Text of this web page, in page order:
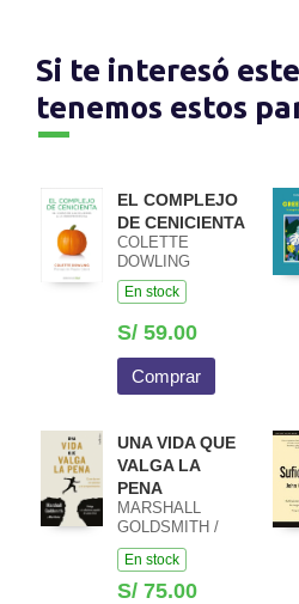
Si te interesó
tenemos estos
EL COMPLEJO
DE CENICIENTA
COLETTE
DOWLING
En stock
S/ 59.00
Comprar
UNA VIDA QUE
VALGA LA
PENA
MARSHALL
GOLDSMITH /
MARK REITER
En stock
S/ 75.00